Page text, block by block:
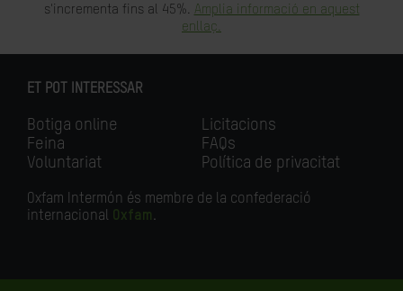
s'incrementa fins al 45%. Amplia informació en aquest
enllaç.
ET POT INTERESSAR
Botiga online
Feina
Voluntariat
Licitacions
FAQs
Política de privacitat
Oxfam Intermón és membre de la confederació
internacional Oxfam.